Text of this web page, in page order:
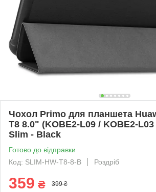
Чохол Primo для планшета
T8 8.0" (KOBE2-L09 / KOBE2-
Slim - Black
Готово до відправки
Код: SLIM-HW-T8-8-B
Роздріб
359 ₴ 399 ₴